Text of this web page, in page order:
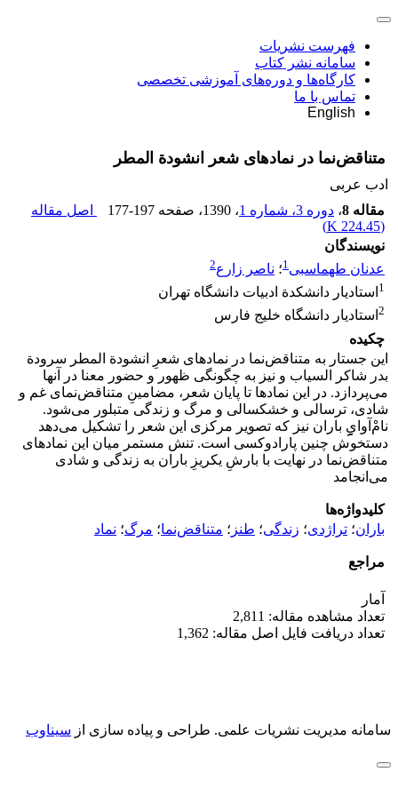
فهرست نشریات
سامانه نشر کتاب
کارگاه‌ها و دوره‌های آموزشی تخصصی
تماس با ما
English
متناقض‌نما در نمادهای شعر انشودة المطر
ادب عربی
مقاله 8
، دوره 3، شماره 1 ، 1390 ، صفحه 177-197
اصل مقاله
(
224.45 K
)
نویسندگان
عدنان طهماسبی1؛ ناصر زارع2
1 استادیار دانشکدة ادبیات دانشگاه تهران
2 استادیار دانشگاه خلیج فارس
چکیده
این جستار به متناقض‌نما در نمادهای شعرِ انشودة المطر سرودة
بدر شاکر السیاب و نیز به چگونگی ظهور و حضور معنا در آنها
می‌پردازد. در این نمادها تا پایان شعر، مضامینِ متناقض‌نمای غم و
شادی، ترسالی و خشکسالی و مرگ و زندگی متبلور می‌شود.
نامْ‌آوایِِِِِِِِِِِِِِِِِِِِِ باران نیز که تصویر مرکزی این شعر را تشکیل می‌دهد
دستخوش چنین پارادوکسی است. تنش مستمر میان این نمادهای
متناقض‌نما در نهایت با بارشِ یکریزِ باران به زندگی و شادی
می‌انجامد
کلیدواژه‌ها
باران؛ تراژدی؛ زندگی؛ طنز ؛ متناقض‌نما؛ مرگ؛ نماد
مراجع
آمار
تعداد مشاهده مقاله: 2,811
تعداد دریافت فایل اصل مقاله: 1,362
سامانه مدیریت نشریات علمی. طراحی و پیاده سازی از سیناوب